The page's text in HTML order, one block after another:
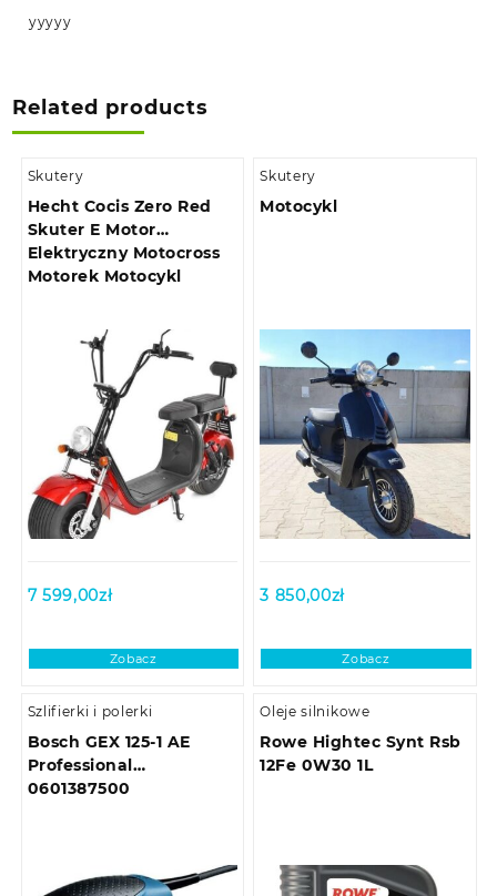
yyyyy
Related products
Skutery
Hecht Cocis Zero Red
Skuter E Motor
Elektryczny Motocross
Motorek Motocykl
7 599,00zł
Zobacz
Skutery
Motocykl
3 850,00zł
Zobacz
Szlifierki i polerki
Bosch GEX 125-1 AE
Professional
0601387500
Oleje silnikowe
Rowe Hightec Synt Rsb
12Fe 0W30 1L